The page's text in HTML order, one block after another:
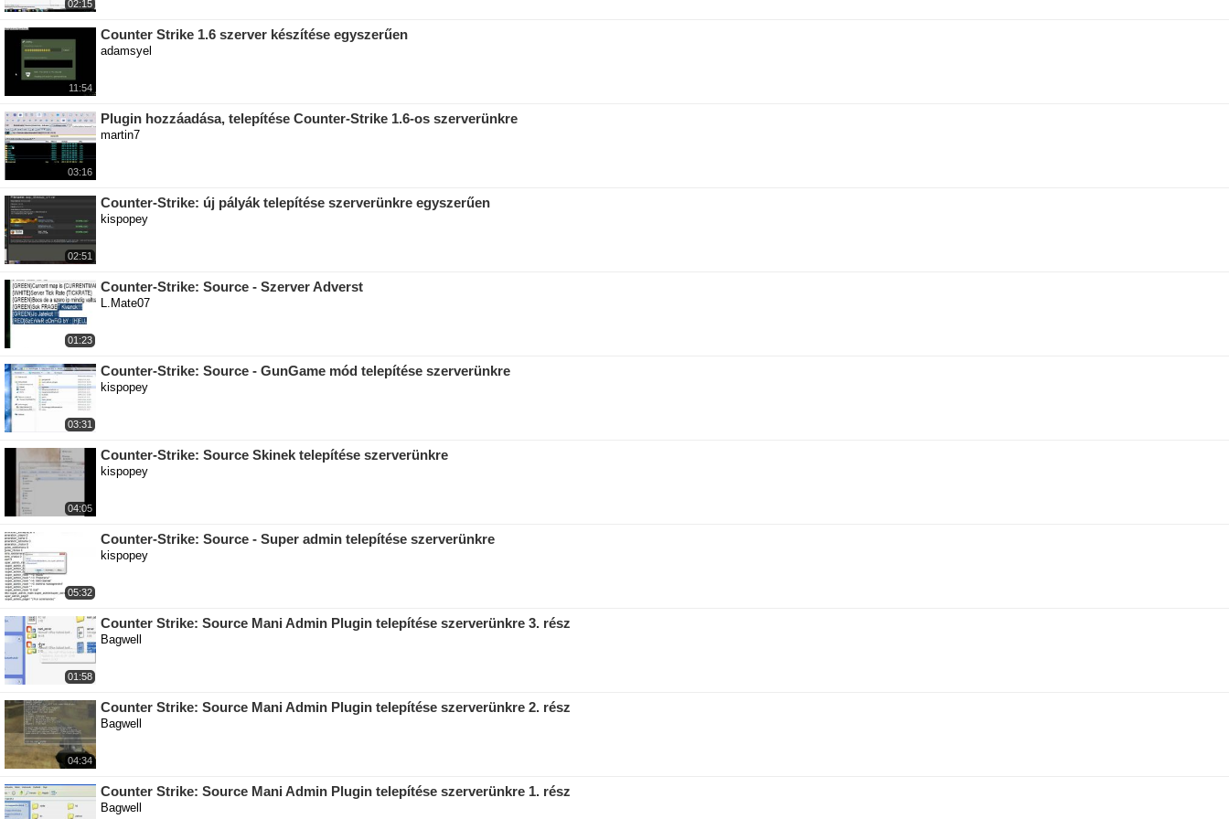
02:15
11:54
Counter Strike 1.6 szerver készítése egyszerűen
adamsyel
03:16
Plugin hozzáadása, telepítése Counter-Strike 1.6-os szerverünkre
martin7
02:51
Counter-Strike: új pályák telepítése szerverünkre egyszerűen
kispopey
01:23
Counter-Strike: Source - Szerver Adverst
L.Mate07
03:31
Counter-Strike: Source - GunGame mód telepítése szerverünkre
kispopey
04:05
Counter-Strike: Source Skinek telepítése szerverünkre
kispopey
05:32
Counter-Strike: Source - Super admin telepítése szerverünkre
kispopey
01:58
Counter Strike: Source Mani Admin Plugin telepítése szerverünkre 3. rész
Bagwell
04:34
Counter Strike: Source Mani Admin Plugin telepítése szerverünkre 2. rész
Bagwell
Counter Strike: Source Mani Admin Plugin telepítése szerverünkre 1. rész
Bagwell